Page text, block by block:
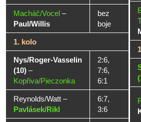
Macháč/Vocel –
Paul/Willis
bez
boje
1. kolo
Nys/Roger-Vasselin
(10) –
Kopřiva/Pieczonka
2:6,
7:6,
6:1
Reynolds/Watt –
Pavlásek/Rikl
6:7,
3:6